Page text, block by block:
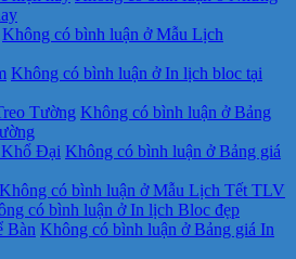
Không có bình luận ở Mẫu Lịch
Không có bình luận ở In lịch bloc tại
Tường Không có bình luận ở Bảng
Đại Không có bình luận ở Bảng giá
Không có bình luận ở Mẫu Lịch Tết TLV
có bình luận ở In lịch Bloc đẹp
Bàn Không có bình luận ở Bảng giá In